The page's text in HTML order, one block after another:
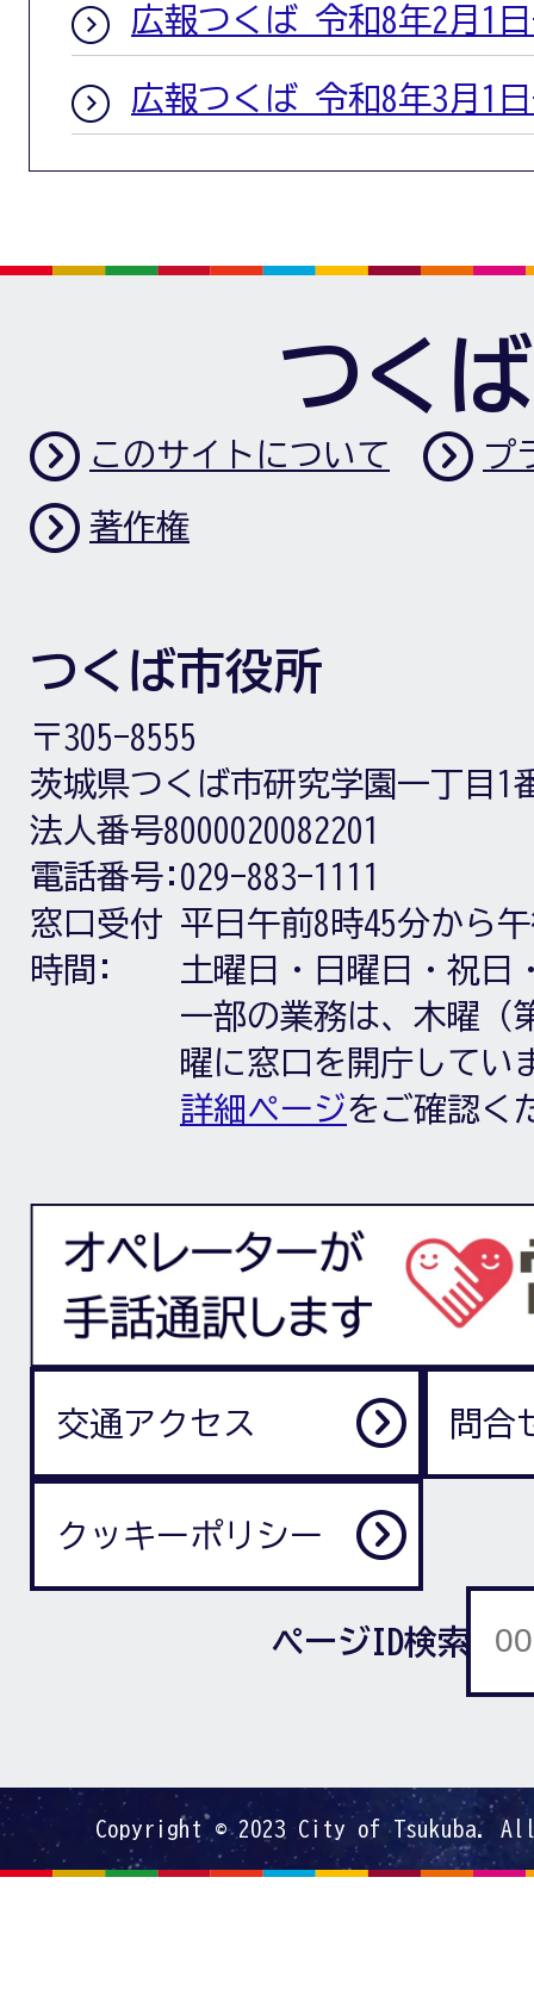
広報つくば 令和8年2月1
広報つくば 令和8年3月1
つく
このサイトについて プ
著作権
つくば市役所
〒305-8555
茨城県つくば市研究学園一丁目1
法人番号8000020082201
電話番号: 029-883-1111
窓口受付
時間:
平日午前8時45分から
土曜日・日曜日・祝日
一部の業務は、木曜（
曜に窓口を開庁してい
詳細ページをご確認く
交通アクセス 問合
クッキーポリシー
ページID検索
Copyright © 2023 City of Tsukuba.